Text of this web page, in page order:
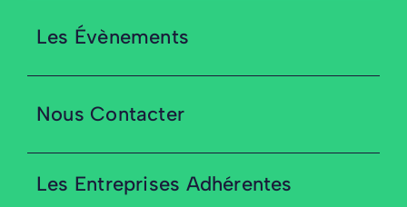
Les Évènements
Nous Contacter
Les Entreprises Adhérentes